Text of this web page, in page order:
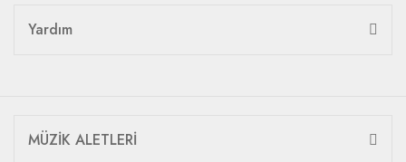
Yardım
MÜZİK ALETLERİ